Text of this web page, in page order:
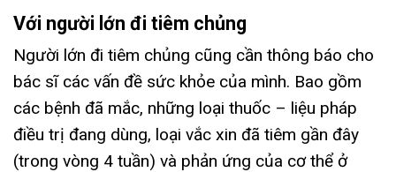
Với người lớn đi tiêm chủng
Người lớn đi tiêm chủng cũng cần thông báo cho
bác sĩ các vấn đề sức khỏe của mình. Bao gồm
các bệnh đã mắc, những loại thuốc – liệu pháp
điều trị đang dùng, loại vắc xin đã tiêm gần đây
(trong vòng 4 tuần) và phản ứng của cơ thể ở